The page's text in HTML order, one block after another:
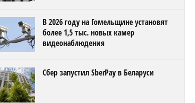
В 2026 году на Гомельщине установят
более 1,5 тыс. новых камер
видеонаблюдения
Сбер запустил SberPay в Беларуси